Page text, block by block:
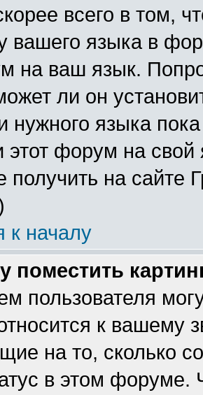
всего в том,
вашего языка в
на ваш язык.
ли он
нужного языка
этот форум на
получить на сайте
к началу
поместить
пользователя
к вашему
на то, сколько
в этом форуме.